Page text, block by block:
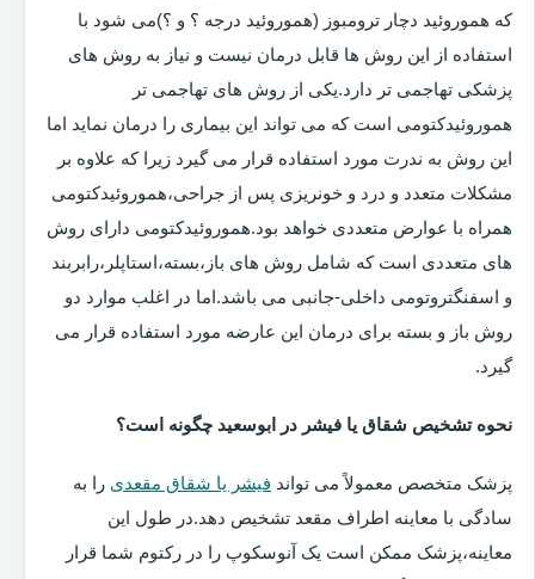
که هموروئید دچار ترومبوز (هموروئید درجه ؟ و ؟)می شود با
استفاده از این روش ها قابل درمان نیست و نیاز به روش های
پزشکی تهاجمی تر دارد.یکی از روش های تهاجمی تر
هموروئیدکتومی است که می تواند این بیماری را درمان نماید اما
این روش به ندرت مورد استفاده قرار می گیرد زیرا که علاوه بر
مشکلات متعدد و درد و خونریزی پس از جراحی،هموروئیدکتومی
همراه با عوارض متعددی خواهد بود.هموروئیدکتومی دارای روش
های متعددی است که شامل روش های باز،بسته،استاپلر،رابربند
و اسفنگتروتومی داخلی-جانبی می باشد.اما در اغلب موارد دو
روش باز و بسته برای درمان این عارضه مورد استفاده قرار می
گیرد.
نحوه تشخیص شقاق یا فیشر در ابوسعید چگونه است؟
پزشک متخصص معمولاً می تواند فیشر یا شقاق مقعدی را به
سادگی با معاینه اطراف مقعد تشخیص دهد.در طول این
معاینه،پزشک ممکن است یک آنوسکوپ را در رکتوم شما قرار